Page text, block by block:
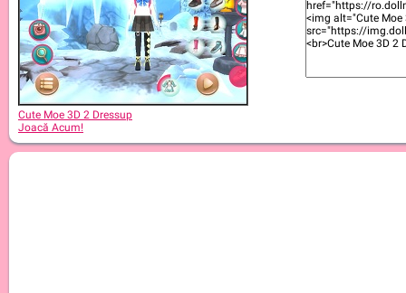
Cute Moe 3D Dressup
Cute Moe 3D 2 Dressup
Joacă Acum!